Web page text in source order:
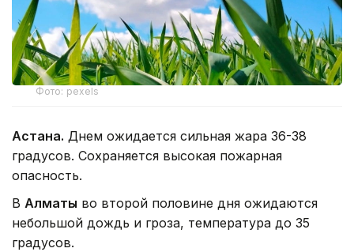
Фото: pexels
Астана. Днем ожидается сильная жара 36-38
градусов. Сохраняется высокая пожарная
опасность.
В Алматы во второй половине дня ожидаются
небольшой дождь и гроза, температура до 35
градусов.